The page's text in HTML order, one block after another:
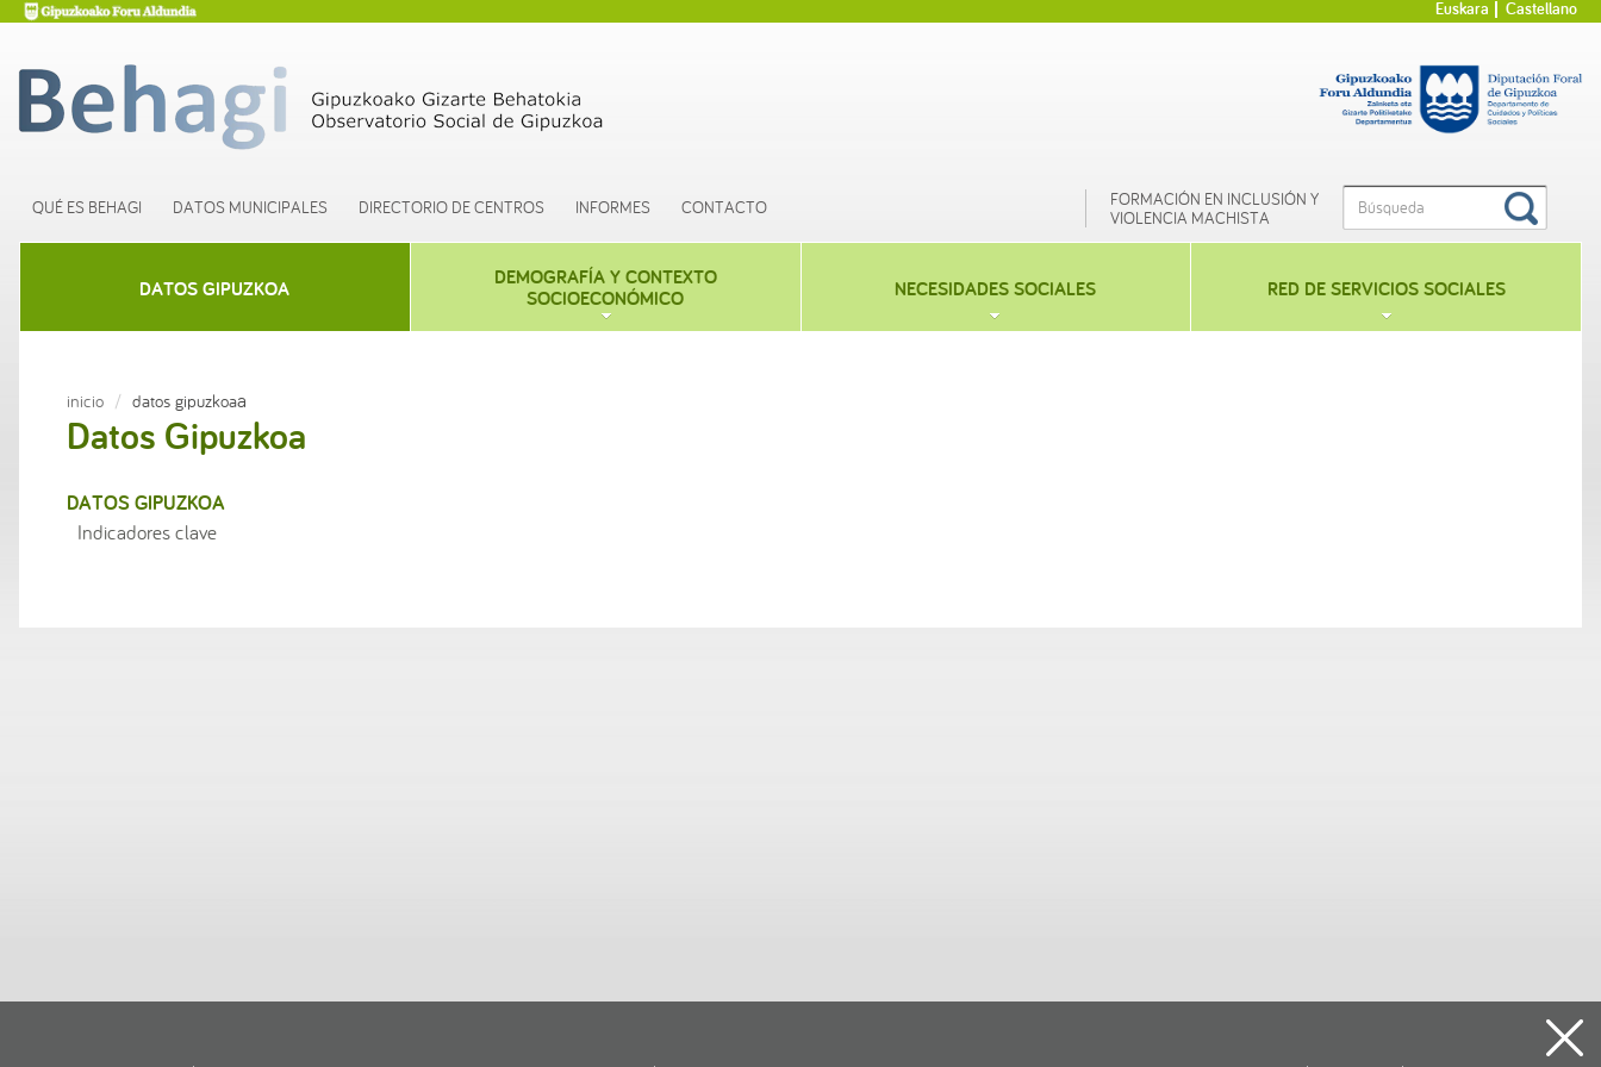
Euskara Castellano
QUÉ ES BEHAGI DATOS MUNICIPALES DIRECTORIO DE CENTROS INFORMES CONTACTO
FORMACIÓN EN INCLUSIÓN Y
VIOLENCIA MACHISTA
DATOS GIPUZKOA
DEMOGRAFÍA Y CONTEXTO
SOCIOECONÓMICO
NECESIDADES SOCIALES RED DE SERVICIOS SOCIALES
inicio datos gipuzkoaa
Datos Gipuzkoa
DATOS GIPUZKOA
Indicadores clave